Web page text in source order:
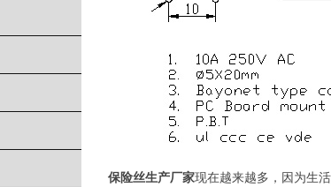
保险丝生产厂家现在越来越多，因为生